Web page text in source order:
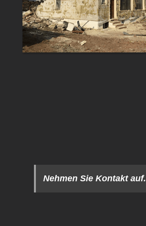
Nehmen Sie Kontakt auf.